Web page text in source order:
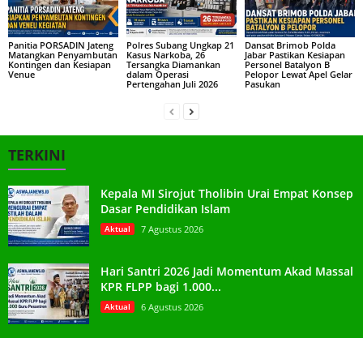
Panitia PORSADIN Jateng
Matangkan Penyambutan
Kontingen dan Kesiapan
Venue
Polres Subang Ungkap 21
Kasus Narkoba, 26
Tersangka Diamankan
dalam Operasi
Pertengahan Juli 2026
Dansat Brimob Polda
Jabar Pastikan Kesiapan
Personel Batalyon B
Pelopor Lewat Apel Gelar
Pasukan
TERKINI
Kepala MI Sirojut Tholibin Urai Empat Konsep
Dasar Pendidikan Islam
Aktual 7 Agustus 2026
Hari Santri 2026 Jadi Momentum Akad Massal
KPR FLPP bagi 1.000...
Aktual 6 Agustus 2026